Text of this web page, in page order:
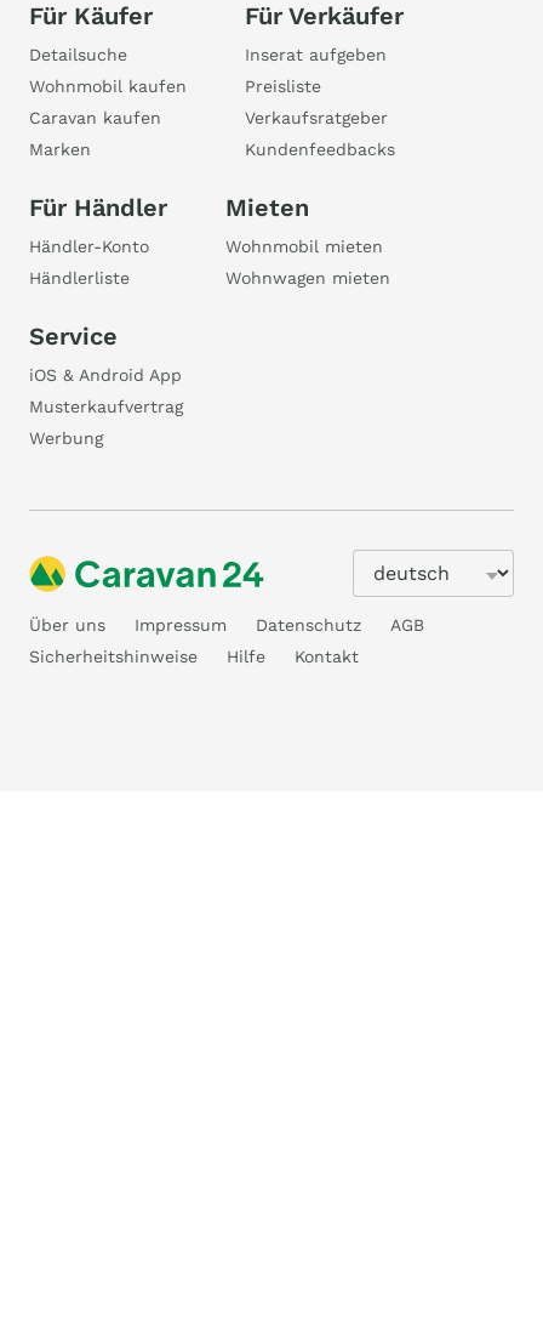
Für Käufer
Detailsuche
Wohnmobil kaufen
Caravan kaufen
Marken
Für Verkäufer
Inserat aufgeben
Preisliste
Verkaufsratgeber
Kundenfeedbacks
Für Händler
Händler-Konto
Händlerliste
Mieten
Wohnmobil mieten
Wohnwagen mieten
Service
iOS & Android App
Musterkaufvertrag
Werbung
Über uns Impressum Datenschutz
AGB
Sicherheitshinweise
Hilfe Kontakt